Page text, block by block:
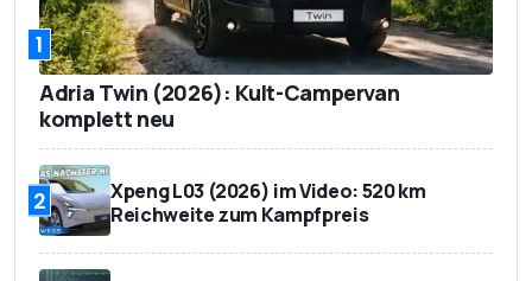
1
Adria Twin (2026): Kult-Campervan
komplett neu
2
Xpeng L03 (2026) im Video: 520 km
Reichweite zum Kampfpreis